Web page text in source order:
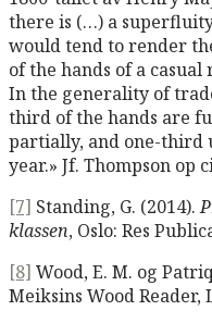
there is (…) a
would tend to render
of the hands of a
In the generality of
third of the hands are
partially, and one-third
year.» Jf. Thompson op
[7] Standing, G. (2014).
klassen, Oslo: Res
[8] Wood, E. M. og
Meiksins Wood Reader,